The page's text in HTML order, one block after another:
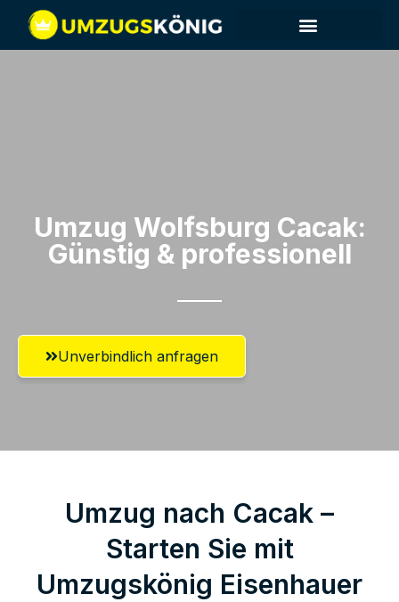
Umzug Wolfsburg​ Cacak:
Günstig & professionell​
Unverbindlich anfragen
Umzug nach Cacak –
Starten Sie mit
Umzugskönig Eisenhauer